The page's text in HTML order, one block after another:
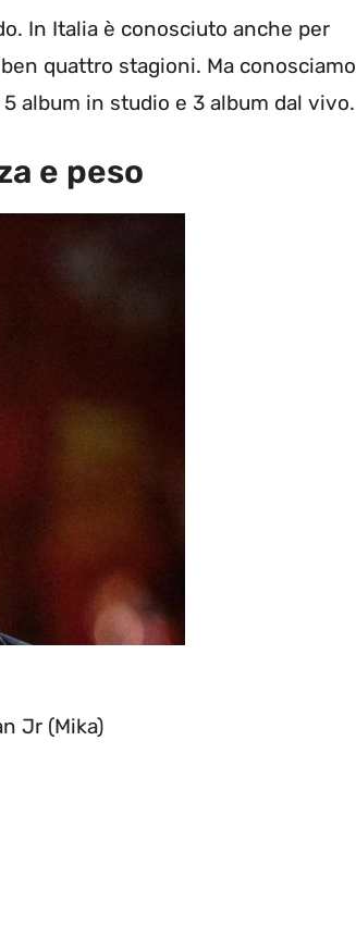
In Italia è conosciuto anche per
quattro stagioni. Ma conosciamo
album in studio e 3 album dal vivo.
e peso
Jr (Mika)